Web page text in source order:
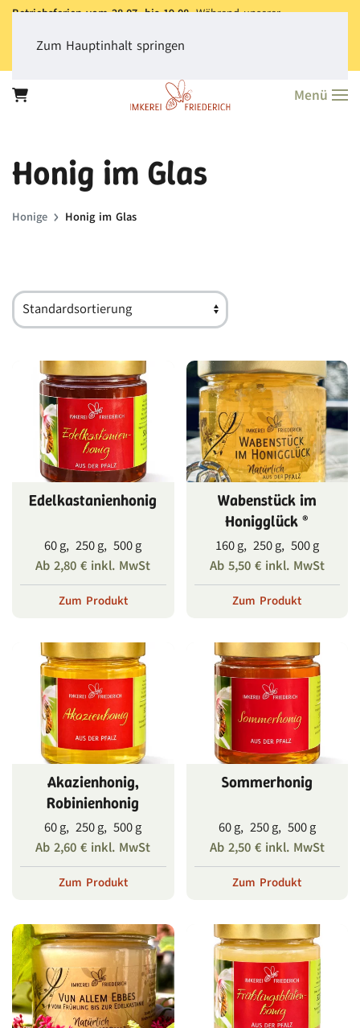
Betriebsferien vom 28.07. bis 19.08.Während unserer
dass derVersand aller Bestellungen erst ab dem 20.08.
Vielen Dank für Ihr Verständnis!
Zum Hauptinhalt springen
Menü
Honig im Glas
Honige Honig im Glas
Edelkastanienhonig
60 g, 250 g, 500 g
Ab2,80€ inkl. MwSt
Zum Produkt
Wabenstück im
Honigglück ®
160 g, 250 g, 500 g
Ab 5,50 €inkl. MwSt
Zum Produkt
Akazienhonig,
Robinienhonig
60 g, 250 g, 500 g
Ab2,60€ inkl. MwSt
Zum Produkt
Sommerhonig
60 g, 250 g, 500 g
Ab 2,50 €inkl. MwSt
Zum Produkt